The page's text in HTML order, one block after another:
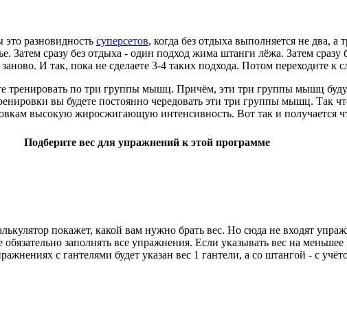
это разновидность суперсетов, когда без отдыха выполняется не два,
Затем сразу без отдыха - один подход жима штанги лёжа. Затем
И так, пока не сделаете 3-4 таких подхода. Потом переходите
по три группы мышц. Причём, эти три группы мышц будут
вы будете постоянно чередовать эти три группы мышц. Так
высокую жиросжигающую интенсивность. Вот так и получается
Подберите вес для упражнений к этой программе
покажет, какой вам нужно брать вес. Но сюда не входят
обязательно заполнять все упражнения. Если указывать вес на
с гантелями будет указан вес 1 гантели, а со штангой - с